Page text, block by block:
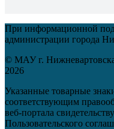
При информационной
администрации города
© МАУ г. Нижневартовска
2026
Указанные товарные
соответствующим
веб-портала
Пользовательского